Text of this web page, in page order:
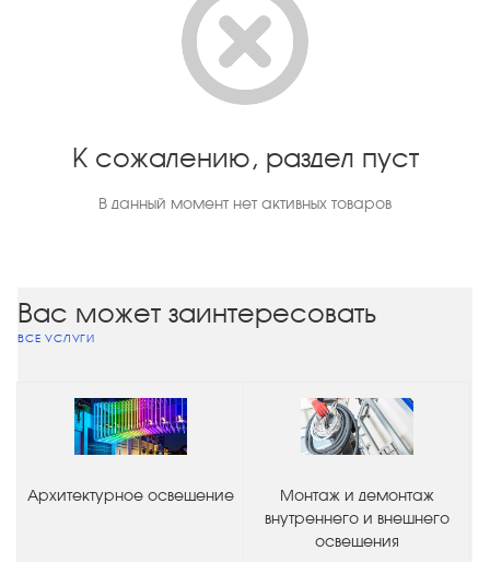
К сожалению, раздел пуст
В данный момент нет активных товаров
Вас может заинтересовать
ВСЕ УСЛУГИ
Архитектурное освещение
Монтаж и демонтаж
внутреннего и внешнего
освещения